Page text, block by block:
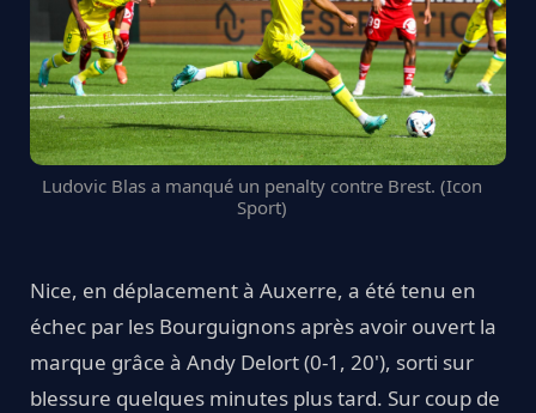
Ludovic Blas a manqué un penalty contre Brest. (Icon
Sport)
Nice, en déplacement à Auxerre, a été tenu en
échec par les Bourguignons après avoir ouvert la
marque grâce à Andy Delort (0-1, 20'), sorti sur
blessure quelques minutes plus tard. Sur coup de